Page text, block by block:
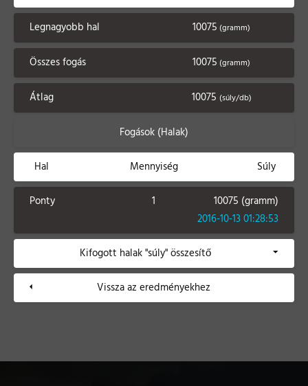
Legnagyobb hal 10075 (gramm)
Összes fogás 10075 (gramm)
Átlag 10075 (súly/db)
Fogások (Halak)
Hal Mennyiség Súly
Ponty 1
10075 (gramm)
2016-10-13 01:28:53
Kifogott halak "súly" összesítő
Vissza az eredményekhez